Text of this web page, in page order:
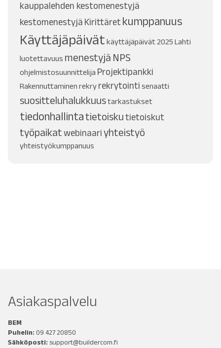
kauppalehden kestomenestyjä
kestomenestyjä Kirittäretkumppanuus
Käyttäjäpäivät käyttäjäpäivät 2025 Lahti
luotettavuus menestyjä NPS
ohjelmistosuunnittelija Projektipankki
Rakennuttaminen rekry rekrytointi senaatti
suositteluhalukkuustarkastukset
tiedonhallintatietoiskutietoiskut
työpaikatwebinaariyhteistyö
yhteistyökumppanuus
Asiakaspalvelu
BEM
Puhelin: 09 427 20850
Sähköposti: support@buildercom.fi